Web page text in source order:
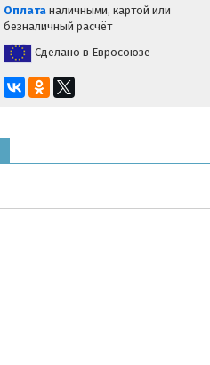
Оплата наличными, картой или
безналичный расчёт
Сделано в Евросоюзе